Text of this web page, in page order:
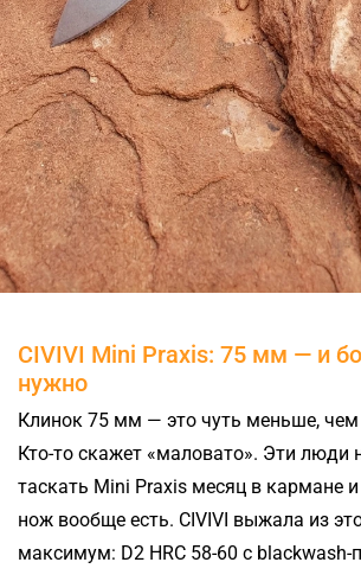
CIVIVI Mini Praxis: 75 мм — и
нужно
Клинок 75 мм — это чуть меньше, чем
Кто-то скажет «маловато». Эти люди
таскать Mini Praxis месяц в кармане
нож вообще есть. CIVIVI выжала из
максимум: D2 HRC 58-60 с